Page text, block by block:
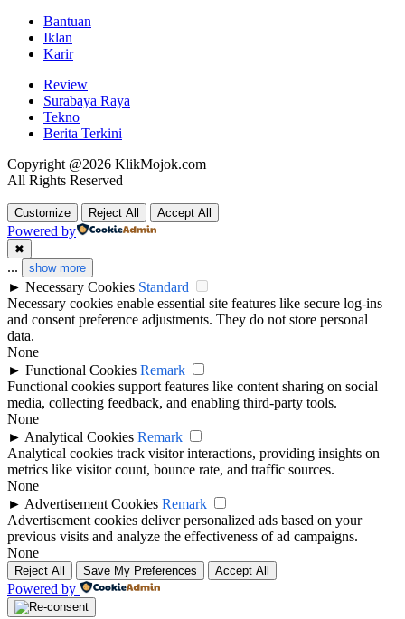
Bantuan
Iklan
Karir
Review
Surabaya Raya
Tekno
Berita Terkini
Copyright @2026 KlikMojok.com
All Rights Reserved
Customize Reject All Accept All
Powered by
✖
... show more
► Necessary Cookies Standard
Necessary cookies enable essential site features like secure log-ins
and consent preference adjustments. They do not store personal
data.
None
► Functional Cookies Remark
Functional cookies support features like content sharing on social
media, collecting feedback, and enabling third-party tools.
None
► Analytical Cookies Remark
Analytical cookies track visitor interactions, providing insights on
metrics like visitor count, bounce rate, and traffic sources.
None
► Advertisement Cookies Remark
Advertisement cookies deliver personalized ads based on your
previous visits and analyze the effectiveness of ad campaigns.
None
Reject All Save My Preferences Accept All
Powered by